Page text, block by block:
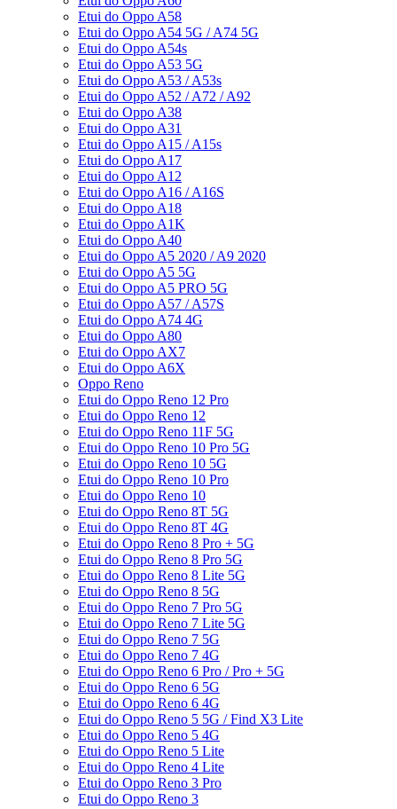
Etui do Oppo A58
Etui do Oppo A54 5G / A74 5G
Etui do Oppo A54s
Etui do Oppo A53 5G
Etui do Oppo A53 / A53s
Etui do Oppo A52 / A72 / A92
Etui do Oppo A38
Etui do Oppo A31
Etui do Oppo A15 / A15s
Etui do Oppo A17
Etui do Oppo A12
Etui do Oppo A16 / A16S
Etui do Oppo A18
Etui do Oppo A1K
Etui do Oppo A40
Etui do Oppo A5 2020 / A9 2020
Etui do Oppo A5 5G
Etui do Oppo A5 PRO 5G
Etui do Oppo A57 / A57S
Etui do Oppo A74 4G
Etui do Oppo A80
Etui do Oppo AX7
Etui do Oppo A6X
Oppo Reno
Etui do Oppo Reno 12 Pro
Etui do Oppo Reno 12
Etui do Oppo Reno 11F 5G
Etui do Oppo Reno 10 Pro 5G
Etui do Oppo Reno 10 5G
Etui do Oppo Reno 10 Pro
Etui do Oppo Reno 10
Etui do Oppo Reno 8T 5G
Etui do Oppo Reno 8T 4G
Etui do Oppo Reno 8 Pro + 5G
Etui do Oppo Reno 8 Pro 5G
Etui do Oppo Reno 8 Lite 5G
Etui do Oppo Reno 8 5G
Etui do Oppo Reno 7 Pro 5G
Etui do Oppo Reno 7 Lite 5G
Etui do Oppo Reno 7 5G
Etui do Oppo Reno 7 4G
Etui do Oppo Reno 6 Pro / Pro + 5G
Etui do Oppo Reno 6 5G
Etui do Oppo Reno 6 4G
Etui do Oppo Reno 5 5G / Find X3 Lite
Etui do Oppo Reno 5 4G
Etui do Oppo Reno 5 Lite
Etui do Oppo Reno 4 Lite
Etui do Oppo Reno 3 Pro
Etui do Oppo Reno 3